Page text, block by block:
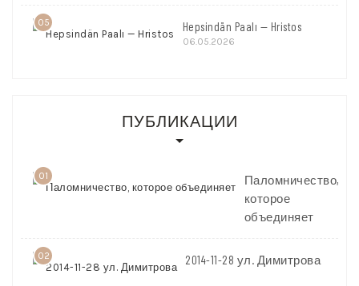
05 Hepsindän Paalı — Hristos
06.05.2026
ПУБЛИКАЦИИ
01
Паломничество,
которое
объединяет
02 2014-11-28 ул. Димитрова